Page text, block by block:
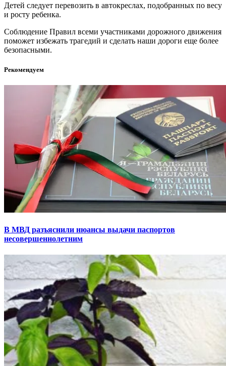
Детей следует перевозить в автокреслах, подобранных по весу
и росту ребенка.
Соблюдение Правил всеми участниками дорожного движения
поможет избежать трагедий и сделать наши дороги еще более
безопасными.
Рекомендуем
В МВД разъяснили нюансы выдачи паспортов
несовершеннолетним